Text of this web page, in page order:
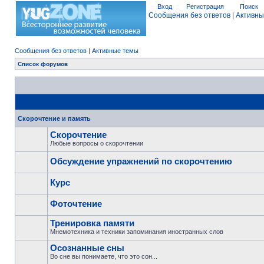
Вход Регистрация Поиск
Сообщения без ответов
Сообщения без ответов | Активные темы
Список форумов
Скорочтение и память
Скорочтение
Любые вопросы о скорочтении
Обсуждение упражнений по скорочтению
Курс
Фоточтение
Тренировка памяти
Мнемотехника и техники запоминания иностранных слов
Осознанные сны
Во сне вы понимаете, что это сон...